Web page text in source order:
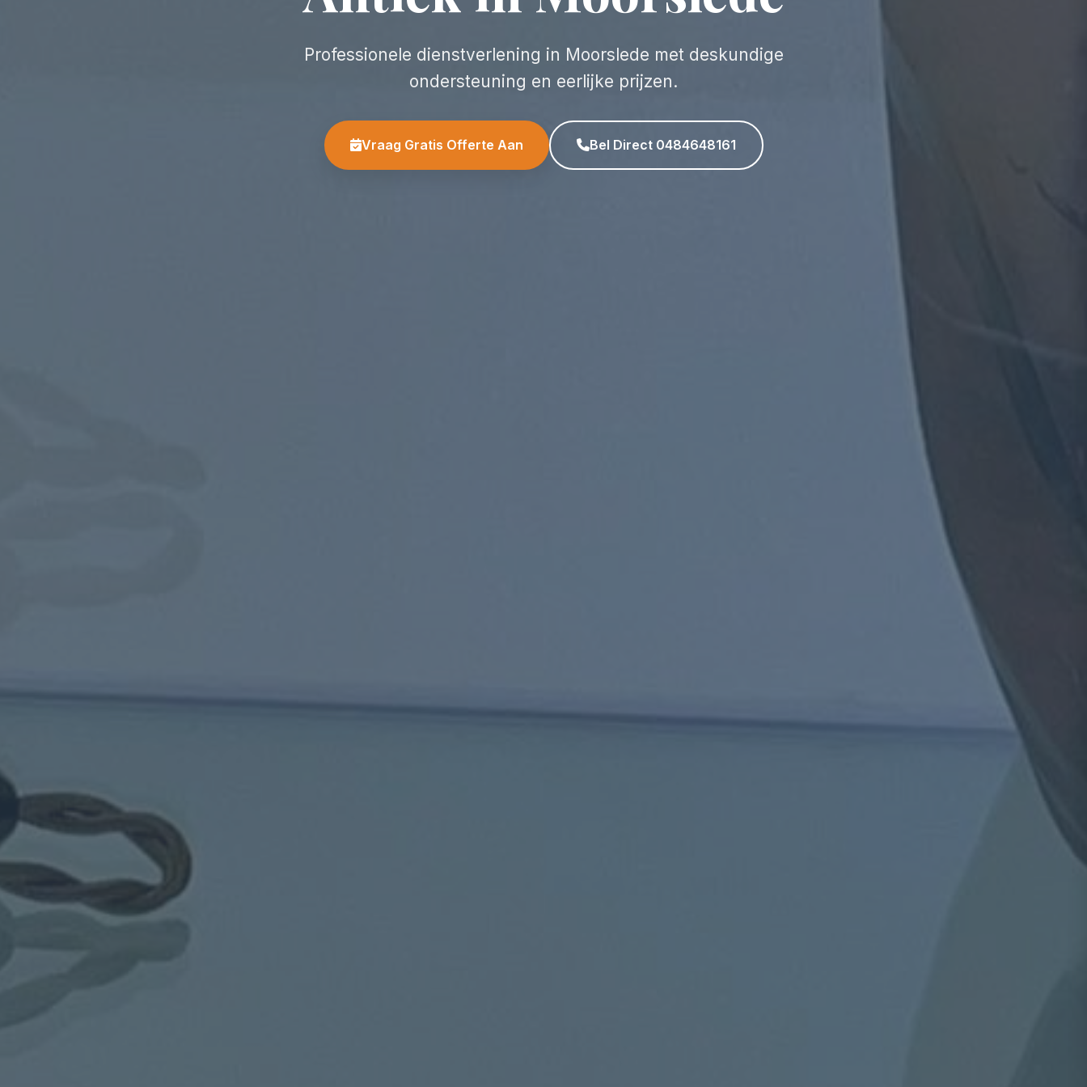
Professionele dienstverlening in Moorslede met deskundige
ondersteuning en eerlijke prijzen.
Vraag Gratis Offerte Aan Bel Direct 0484648161